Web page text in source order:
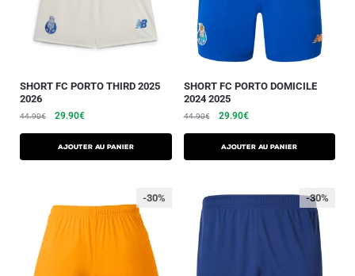
SHORT FC PORTO THIRD 2025
2026
44.90€ 29.90€
AJOUTER AU PANIER
SHORT FC PORTO DOMICILE
2024 2025
44.90€ 29.90€
AJOUTER AU PANIER
-30% -30%